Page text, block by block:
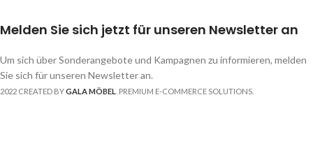
Melden Sie sich jetzt für unseren Newsletter an
Um sich über Sonderangebote und Kampagnen zu informieren, melden
Sie sich für unseren Newsletter an.
2022 CREATED BYGALA MÖBEL . PREMIUM E-COMMERCE SOLUTIONS.